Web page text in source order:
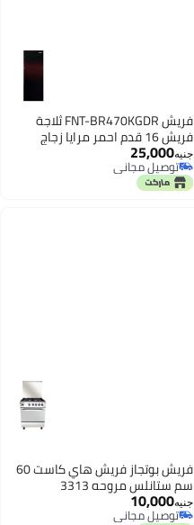
فريش FNT-BR470KGDR ثلاجة
فريش 16 قدم احمر مرايا زجاج
جنيه25,000
توصيل مجاني
توصيل مجاني
فريش بوتجاز فريش هاي كاست 60
سم ستانلس مروحه 3313
جنيه10,000
توصيل مجاني
باقي 1 وحدات في المخزون